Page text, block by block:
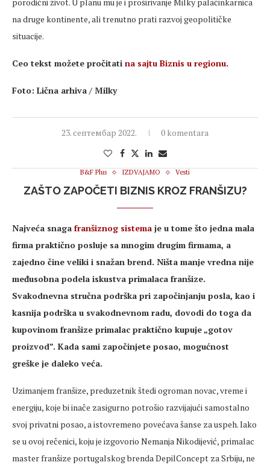
porodični život. U planu mu je i proširivanje Milky palačinkarnica
na druge kontinente, ali trenutno prati razvoj geopolitičke
situacije.
Ceo tekst možete pročitati na sajtu Biznis u regionu.
Foto: Lična arhiva / Milky
23. септембар 2022. 0 komentara
B&F Plus IZDVAJAMO Vesti
ZAŠTO ZAPOČETI BIZNIS KROZ FRANŠIZU?
Najveća snaga franšiznog sistema je u tome što jedna mala
firma praktično posluje sa mnogim drugim firmama, a
zajedno čine veliki i snažan brend. Ništa manje vredna nije
međusobna podela iskustva primalaca franšize.
Svakodnevna stručna podrška pri započinjanju posla, kao i
kasnija podrška u svakodnevnom radu, dovodi do toga da
kupovinom franšize primalac praktično kupuje „gotov
proizvod”. Kada sami započinjete posao, mogućnost
greške je daleko veća.
Uzimanjem franšize, preduzetnik štedi ogroman novac, vreme i
energiju, koje bi inače zasigurno potrošio razvijajući samostalno
svoj privatni posao, a istovremeno povećava šanse za uspeh. Iako
se u ovoj rečenici, koju je izgovorio Nemanja Nikodijević, primalac
master franšize portugalskog brenda DepilConcept za Srbiju, ne